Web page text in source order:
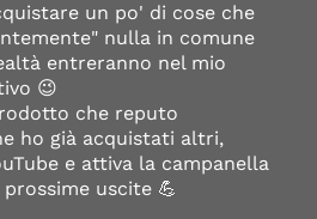
un po' di cose che
nulla in comune
entreranno nel mio
😉
che reputo
ho già acquistati altri,
e attiva la campanella
uscite 💪